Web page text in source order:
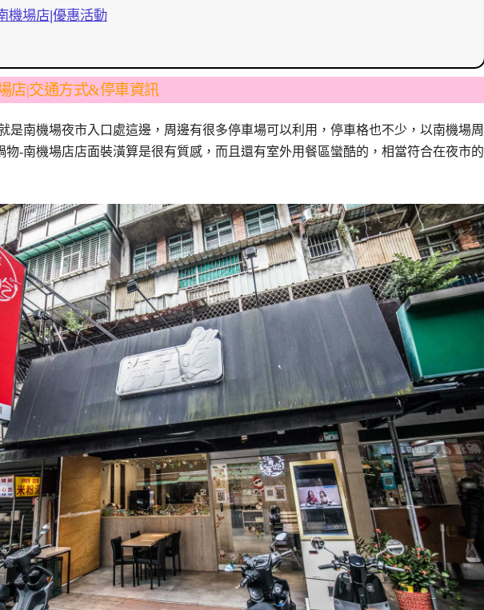
機場店|優惠活動
店|交通方式&停車資訊
是南機場夜市入口處這邊，周邊有很多停車場可以利用，停車格也不少，以南機場周
物-南機場店店面裝潢算是很有質感，而且還有室外用餐區蠻酷的，相當符合在夜市的